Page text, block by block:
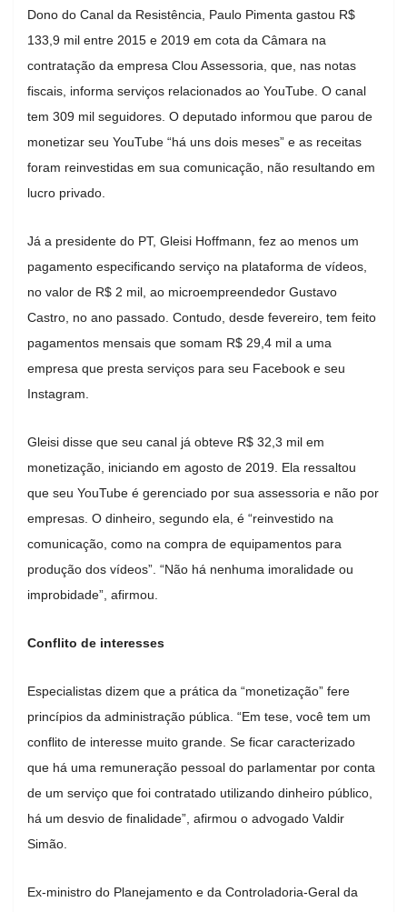
Dono do Canal da Resistência, Paulo Pimenta gastou R$
133,9 mil entre 2015 e 2019 em cota da Câmara na
contratação da empresa Clou Assessoria, que, nas notas
fiscais, informa serviços relacionados ao YouTube. O canal
tem 309 mil seguidores. O deputado informou que parou de
monetizar seu YouTube “há uns dois meses” e as receitas
foram reinvestidas em sua comunicação, não resultando em
lucro privado.
Já a presidente do PT, Gleisi Hoffmann, fez ao menos um
pagamento especificando serviço na plataforma de vídeos,
no valor de R$ 2 mil, ao microempreendedor Gustavo
Castro, no ano passado. Contudo, desde fevereiro, tem feito
pagamentos mensais que somam R$ 29,4 mil a uma
empresa que presta serviços para seu Facebook e seu
Instagram.
Gleisi disse que seu canal já obteve R$ 32,3 mil em
monetização, iniciando em agosto de 2019. Ela ressaltou
que seu YouTube é gerenciado por sua assessoria e não por
empresas. O dinheiro, segundo ela, é “reinvestido na
comunicação, como na compra de equipamentos para
produção dos vídeos”. “Não há nenhuma imoralidade ou
improbidade”, afirmou.
Conflito de interesses
Especialistas dizem que a prática da “monetização” fere
princípios da administração pública. “Em tese, você tem um
conflito de interesse muito grande. Se ficar caracterizado
que há uma remuneração pessoal do parlamentar por conta
de um serviço que foi contratado utilizando dinheiro público,
há um desvio de finalidade”, afirmou o advogado Valdir
Simão.
Ex-ministro do Planejamento e da Controladoria-Geral da